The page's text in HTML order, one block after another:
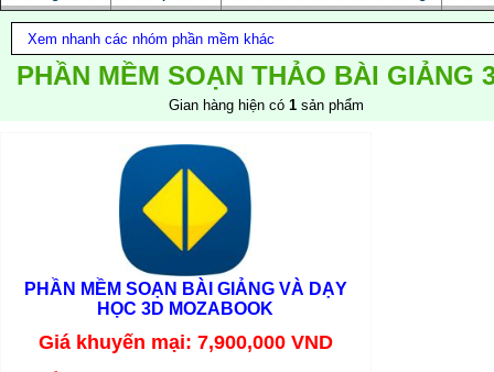
PHẦN MỀM SOẠN THẢO BÀI GIẢNG
Gian hàng hiện có 1sản phẩm
PHẦN MỀM SOẠN BÀI GIẢNG VÀ DẠY
HỌC 3D MOZABOOK
Giá khuyến mại: 7,900,000 VND